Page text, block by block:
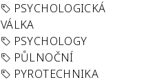
PSYCHOLOGICKÁ
VÁLKA
PSYCHOLOGY
PŮLNOČNÍ
PYROTECHNIKA